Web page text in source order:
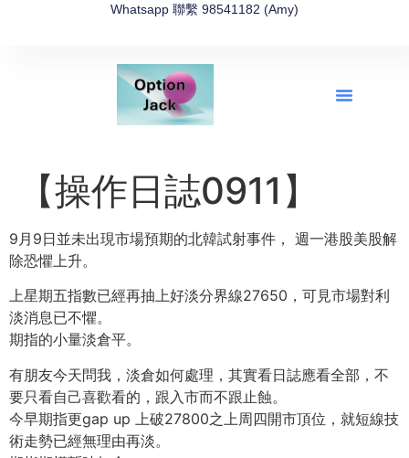
Whatsapp 聯繫 98541182 (Amy)
【操作日誌0911】
9月9日並未出現市場預期的北韓試射事件， 週一港股美股解
除恐懼上升。
上星期五指數已經再抽上好淡分界線27650，可見市場對利
淡消息已不懼。
期指的小量淡倉平。
有朋友今天問我，淡倉如何處理，其實看日誌應看全部，不
要只看自己喜歡看的，跟入市而不跟止蝕。
今早期指更gap up 上破27800之上周四開市頂位，就短線技
術走勢已經無理由再淡。